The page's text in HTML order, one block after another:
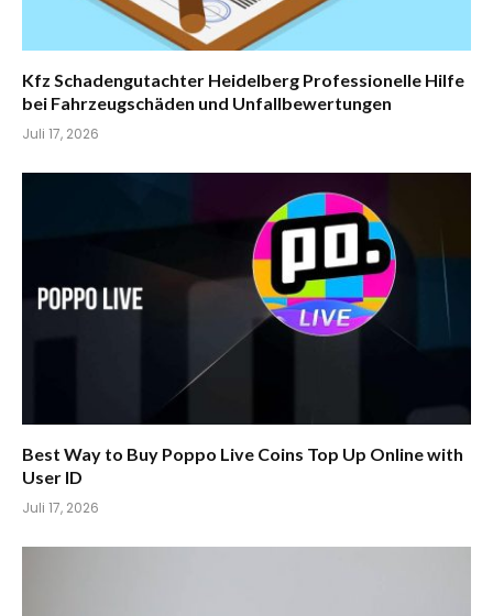
Kfz Schadengutachter Heidelberg Professionelle Hilfe
bei Fahrzeugschäden und Unfallbewertungen
Juli 17, 2026
Best Way to Buy Poppo Live Coins Top Up Online with
User ID
Juli 17, 2026